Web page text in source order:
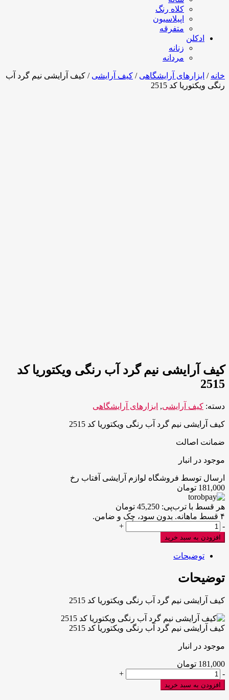
کلاه رنگ
اپیلاسیون
متفرقه
ادکلن
زنانه
مردانه
خانه / ابزارهای آرایشگاهی / کیف آرایشی / کیف آرایشی نیم گرد آب
رنگی ویکتوریا کد 2515
کیف آرایشی نیم گرد آب رنگی ویکتوریا کد
2515
دسته: کیف آرایشی, ابزارهای آرایشگاهی
کیف آرایشی نیم گرد آب رنگی ویکتوریا کد 2515
ضمانت اصالت
موجود در انبار
ارسال توسط فروشگاه لوازم آرایشی آفتاب رخ
181,000 تومان
هر قسط با ترب‌پی: 45,250 تومان
۴ قسط ماهانه. بدون سود، چک و ضامن.
کیف
آرایشی
نیم
رنگی
ویکتوریا
2515
عدد
-
+
افزودن به سبد خرید
توضیحات
توضیحات
کیف آرایشی نیم گرد آب رنگی ویکتوریا کد 2515
کیف آرایشی نیم گرد آب رنگی ویکتوریا کد 2515
موجود در انبار
181,000 تومان
کیف
آرایشی
نیم
-
+
افزودن به سبد خرید